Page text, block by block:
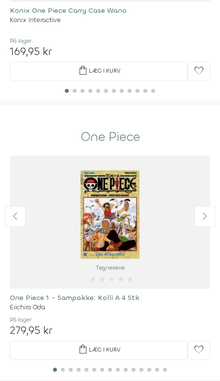
Konix One Piece Carry Case Wano
Konix Interactive
På lager
169,95 kr
shopping_bag LÆG I KURV favorite
One Piece
Tegneserie
One Piece 1 - Sampakke: Kolli A 4 Stk
Eiichiro Oda
På lager
279,95 kr
shopping_bag LÆG I KURV favorite